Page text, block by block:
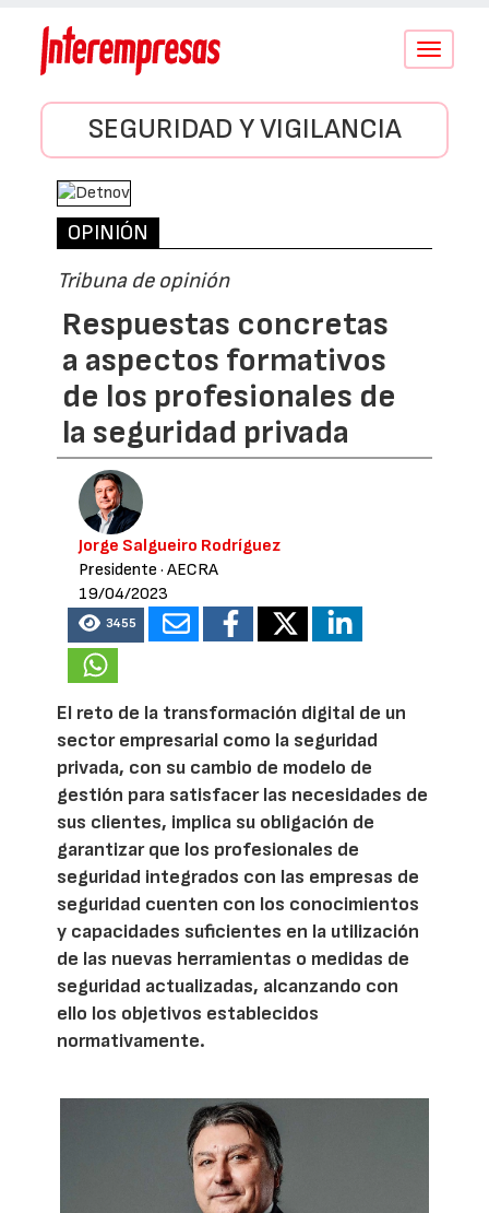
Conmutar
SEGURIDAD Y VIGILANCIA
OPINIÓN
Tribuna de opinión
Respuestas concretas
a aspectos formativos
de los profesionales de
la seguridad privada
Jorge Salgueiro Rodríguez
Presidente · AECRA
19/04/2023
3455
El reto de la transformación digital de un
sector empresarial como la seguridad
privada, con su cambio de modelo de
gestión para satisfacer las necesidades de
sus clientes, implica su obligación de
garantizar que los profesionales de
seguridad integrados con las empresas de
seguridad cuenten con los conocimientos
y capacidades suficientes en la utilización
de las nuevas herramientas o medidas de
seguridad actualizadas, alcanzando con
ello los objetivos establecidos
normativamente.